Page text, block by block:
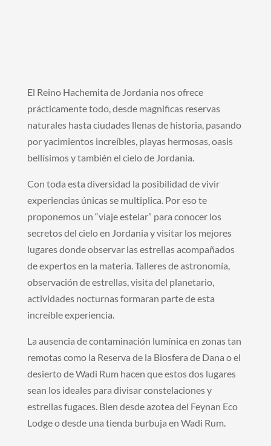
El Reino Hachemita de Jordania nos ofrece
prácticamente todo, desde magnificas reservas
naturales hasta ciudades llenas de historia, pasando
por yacimientos increíbles, playas hermosas, oasis
bellísimos y también el cielo de Jordania.
Con toda esta diversidad la posibilidad de vivir
experiencias únicas se multiplica. Por eso te
proponemos un “viaje estelar” para conocer los
secretos del cielo en Jordania y visitar los mejores
lugares donde observar las estrellas acompañados
de expertos en la materia. Talleres de astronomía,
observación de estrellas, visita del planetario,
actividades nocturnas formaran parte de esta
increíble experiencia.
La ausencia de contaminación lumínica en zonas tan
remotas como la Reserva de la Biosfera de Dana o el
desierto de Wadi Rum hacen que estos dos lugares
sean los ideales para divisar constelaciones y
estrellas fugaces. Bien desde azotea del Feynan Eco
Lodge o desde una tienda burbuja en Wadi Rum.